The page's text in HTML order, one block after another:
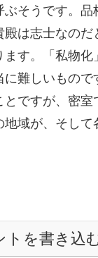
そうです。
は志士なの
す。「私物
難しいもの
ですが、密
域が、そし
トを書き込